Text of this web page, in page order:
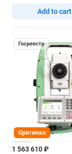
Add to cart
Госреестр
Оригинал
1 563 610 ₽